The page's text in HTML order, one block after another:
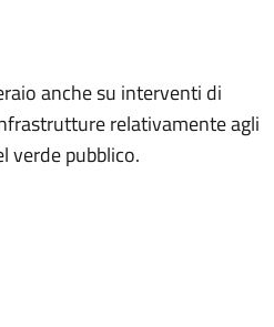
anche su interventi di
relativamente agli
verde pubblico.